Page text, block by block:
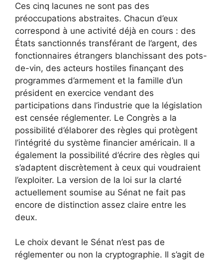
Ces cinq lacunes ne sont pas des
préoccupations abstraites. Chacun d’eux
correspond à une activité déjà en cours : des
États sanctionnés transférant de l’argent, des
fonctionnaires étrangers blanchissant des pots-
de-vin, des acteurs hostiles finançant des
programmes d’armement et la famille d’un
président en exercice vendant des
participations dans l’industrie que la législation
est censée réglementer. Le Congrès a la
possibilité d’élaborer des règles qui protègent
l’intégrité du système financier américain. Il a
également la possibilité d’écrire des règles qui
s’adaptent discrètement à ceux qui voudraient
l’exploiter. La version de la loi sur la clarté
actuellement soumise au Sénat ne fait pas
encore de distinction assez claire entre les
deux.
Le choix devant le Sénat n’est pas de
réglementer ou non la cryptographie. Il s’agit de